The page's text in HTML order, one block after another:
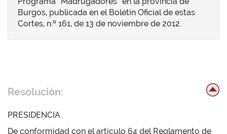
Burgos, publicada en el Boletín Oficial de estas
Cortes, n.º 161, de 13 de noviembre de 2012.
Resolución:
PRESIDENCIA
De conformidad con el artículo 64 del Reglamento de